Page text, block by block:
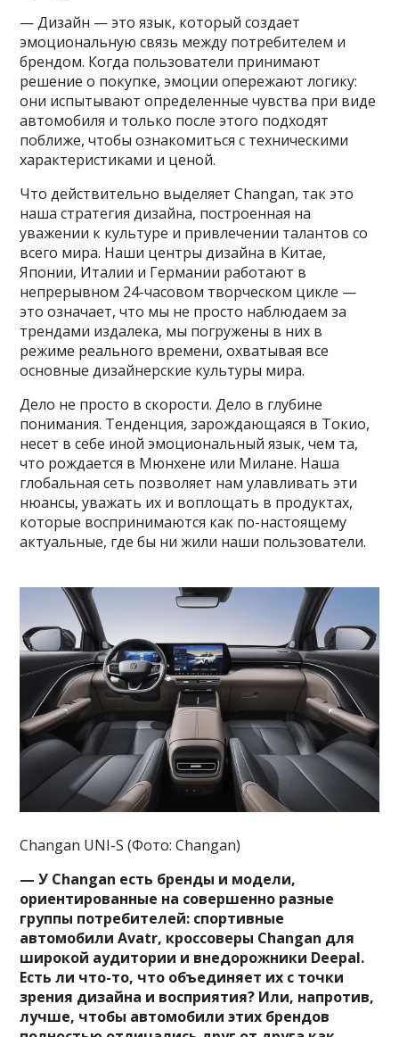
— Дизайн — это язык, который создает
эмоциональную связь между потребителем и
брендом. Когда пользователи принимают
решение о покупке, эмоции опережают логику:
они испытывают определенные чувства при виде
автомобиля и только после этого подходят
поближе, чтобы ознакомиться с техническими
характеристиками и ценой.
Что действительно выделяет Changan, так это
наша стратегия дизайна, построенная на
уважении к культуре и привлечении талантов со
всего мира. Наши центры дизайна в Китае,
Японии, Италии и Германии работают в
непрерывном 24-часовом творческом цикле —
это означает, что мы не просто наблюдаем за
трендами издалека, мы погружены в них в
режиме реального времени, охватывая все
основные дизайнерские культуры мира.
Дело не просто в скорости. Дело в глубине
понимания. Тенденция, зарождающаяся в Токио,
несет в себе иной эмоциональный язык, чем та,
что рождается в Мюнхене или Милане. Наша
глобальная сеть позволяет нам улавливать эти
нюансы, уважать их и воплощать в продуктах,
которые воспринимаются как по-настоящему
актуальные, где бы ни жили наши пользователи.
Changan UNI-S (Фото: Changan)
— У Changan есть бренды и модели,
ориентированные на совершенно разные
группы потребителей: спортивные
автомобили Avatr, кроссоверы Changan для
широкой аудитории и внедорожники Deepal.
Есть ли что-то, что объединяет их с точки
зрения дизайна и восприятия? Или, напротив,
лучше, чтобы автомобили этих брендов